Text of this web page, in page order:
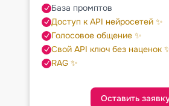
База промптов
Доступ к API нейросетей ✨
Голосовое общение ✨
Свой API ключ без наценок
RAG ✨
Оставить